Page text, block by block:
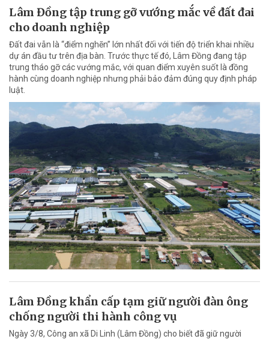
Lâm Đồng tập trung gỡ vướng mắc về đất đai
cho doanh nghiệp
Đất đai vẫn là “điểm nghẽn” lớn nhất đối với tiến độ triển khai nhiều
dự án đầu tư trên địa bàn. Trước thực tế đó, Lâm Đồng đang tập
trung tháo gỡ các vướng mắc, với quan điểm xuyên suốt là đồng
hành cùng doanh nghiệp nhưng phải bảo đảm đúng quy định pháp
luật.
Lâm Đồng khẩn cấp tạm giữ người đàn ông
chống người thi hành công vụ
Ngày 3/8, Công an xã Di Linh (Lâm Đồng) cho biết đã giữ người